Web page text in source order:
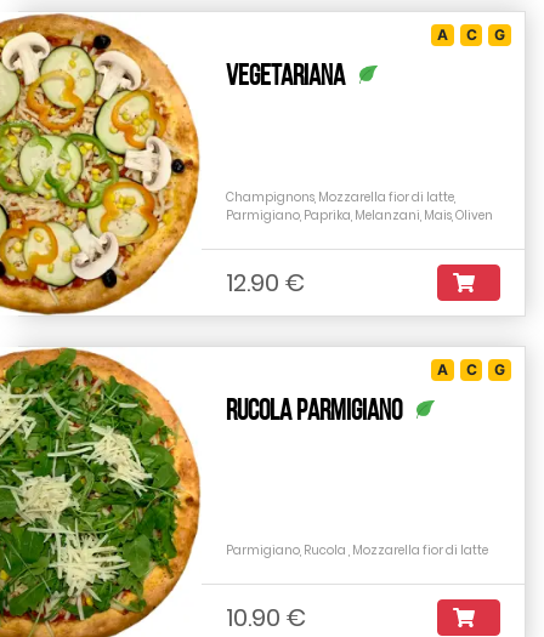
Vegetariana
A C G
Champignons, Mozzarella fior di latte,
Parmigiano, Paprika, Melanzani, Mais, Oliven
12.90 €
Rucola Parmigiano
A C G
Parmigiano, Rucola , Mozzarella fior di latte
10.90 €